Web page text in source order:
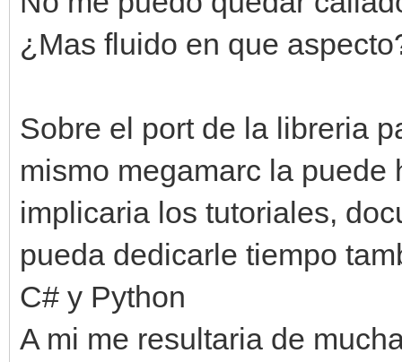
¿Mas fluido en que
Sobre el port de la libreria
mismo megamarc la puede
implicaria los tutoriales,
pueda dedicarle tiempo
C# y Python
A mi me resultaria de